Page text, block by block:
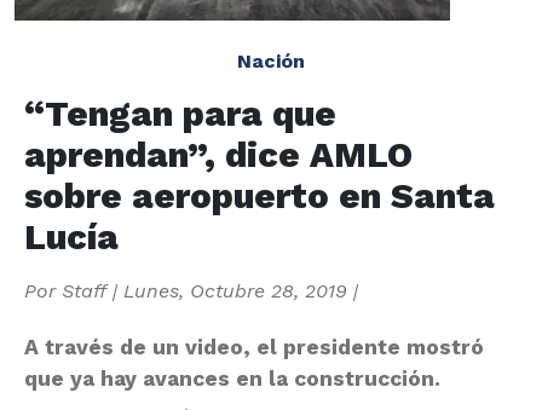
Nación
“Tengan para que
aprendan”, dice AMLO
sobre aeropuerto en Santa
Lucía
Por Staff| Lunes, Octubre 28, 2019 |
A través de un video, el presidente mostró
que ya hay avances en la construcción.